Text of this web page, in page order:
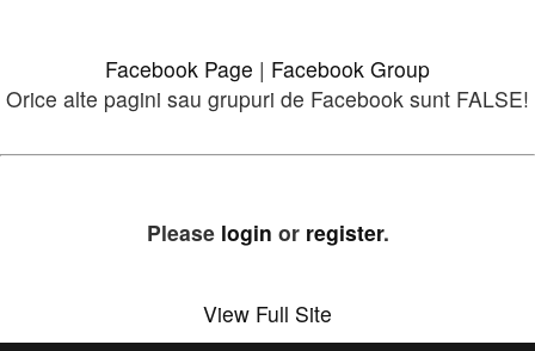
Facebook Page | Facebook Group
Orice alte pagini sau grupuri de Facebook sunt FALSE!
Please login or register.
View Full Site